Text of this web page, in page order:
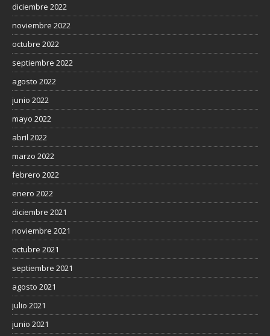
diciembre 2022
noviembre 2022
octubre 2022
septiembre 2022
agosto 2022
junio 2022
mayo 2022
abril 2022
marzo 2022
febrero 2022
enero 2022
diciembre 2021
noviembre 2021
octubre 2021
septiembre 2021
agosto 2021
julio 2021
junio 2021